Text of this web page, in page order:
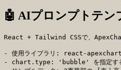
🤖 AIプロンプトテン
React + Tailwind CSSで、
- 使用ライブラリ: react-
- chart.type: 'bubble' を指定す